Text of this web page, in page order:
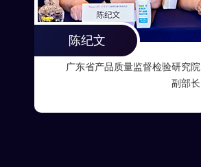
项兴浩
广东意库马互联科技有限公司
董事长